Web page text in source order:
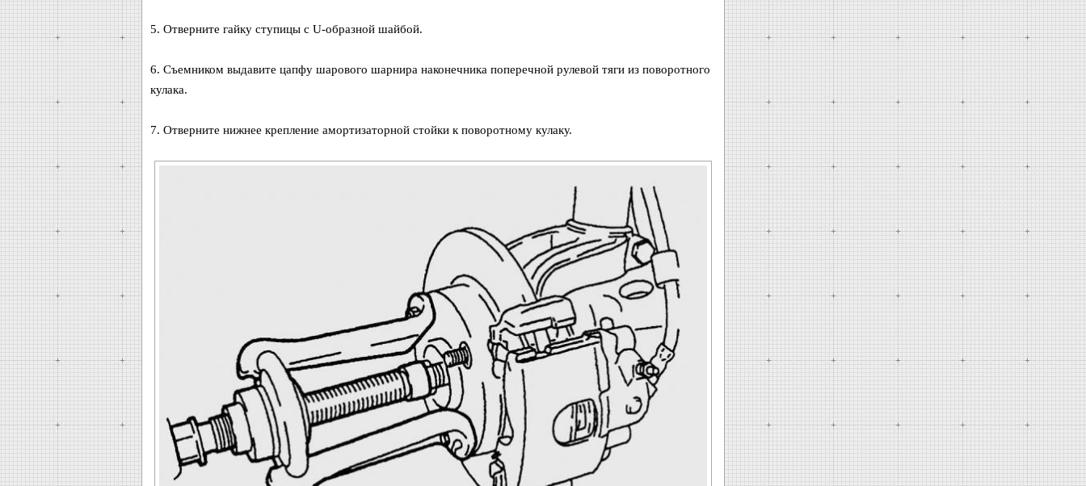
5. Отверните гайку ступицы с U-образной шайбой.
6. Съемником выдавите цапфу шарового шарнира наконечника поперечной рулевой тяги из поворотного
кулака.
7. Отверните нижнее крепление амортизаторной стойки к поворотному кулаку.